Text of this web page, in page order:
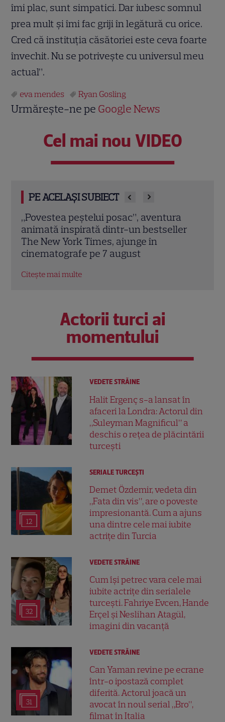
îmi plac, sunt simpatici. Dar iubesc somnul
prea mult şi îmi fac griji în legătură cu orice.
Cred că instituţia căsătoriei este ceva foarte
învechit. Nu se potriveşte cu universul meu
actual”.
eva mendes Ryan Gosling
Urmărește-ne pe Google News
Cel mai nou VIDEO
PE ACELAȘI SUBIECT
Halit Ergenç s-a lansat în afaceri la
Londra: Actorul din „Suleyman
Magnificul” a deschis o rețea de
plăcintării turcești
Citește mai multe
Actorii turci ai
momentului
VEDETE STRĂINE
Halit Ergenç s-a lansat în
afaceri la Londra: Actorul din
„Suleyman Magnificul” a
deschis o rețea de plăcintării
turcești
12
SERIALE TURCEŞTI
Demet Özdemir, vedeta din
„Fata din vis”, are o poveste
impresionantă. Cum a ajuns
una dintre cele mai iubite
actrițe din Turcia
32
VEDETE STRĂINE
Cum își petrec vara cele mai
iubite actrițe din serialele
turcești. Fahriye Evcen, Hande
Erçel și Neslihan Atagül,
imagini din vacanță
31
VEDETE STRĂINE
Can Yaman revine pe ecrane
într-o ipostază complet
diferită. Actorul joacă un
avocat în noul serial „Bro”,
filmat în Italia